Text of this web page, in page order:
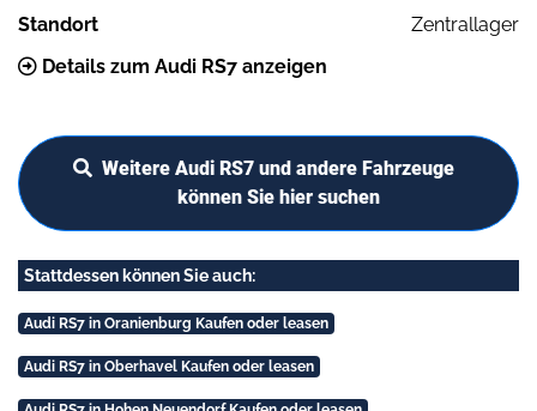
Standort
Zentrallager
Details zum Audi RS7 anzeigen
Weitere Audi RS7 und andere Fahrzeuge
können Sie hier suchen
Stattdessen können Sie auch:
Audi RS7 in Oranienburg Kaufen oder leasen
Audi RS7 in Oberhavel Kaufen oder leasen